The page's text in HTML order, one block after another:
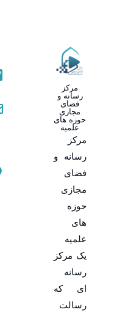
مرکز
رسانه و
فضای
مجازی
حوزه های
علمیه
مرکز
رسانه و
فضای
مجازی
حوزه
های
علمیه
یک مرکز
رسانه
ای که
رسالت